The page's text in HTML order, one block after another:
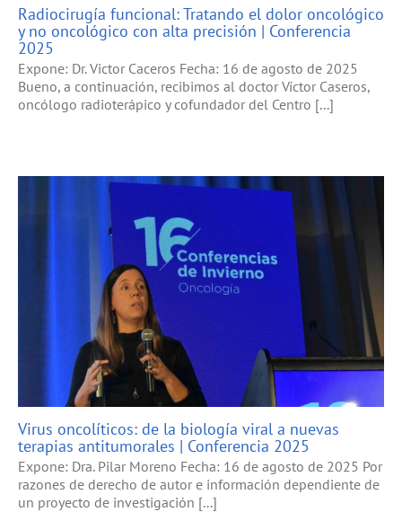
Radiocirugía funcional: Tratando el dolor oncológico
y no oncológico con alta precisión | Conferencia
2025
Expone: Dr. Victor Caceros Fecha: 16 de agosto de 2025
Bueno, a continuación, recibimos al doctor Víctor Caseros,
oncólogo radioterápico y cofundador del Centro [...]
Virus oncolíticos: de la biología viral a nuevas
terapias antitumorales | Conferencia 2025
Expone: Dra. Pilar Moreno Fecha: 16 de agosto de 2025 Por
razones de derecho de autor e información dependiente de
un proyecto de investigación [...]